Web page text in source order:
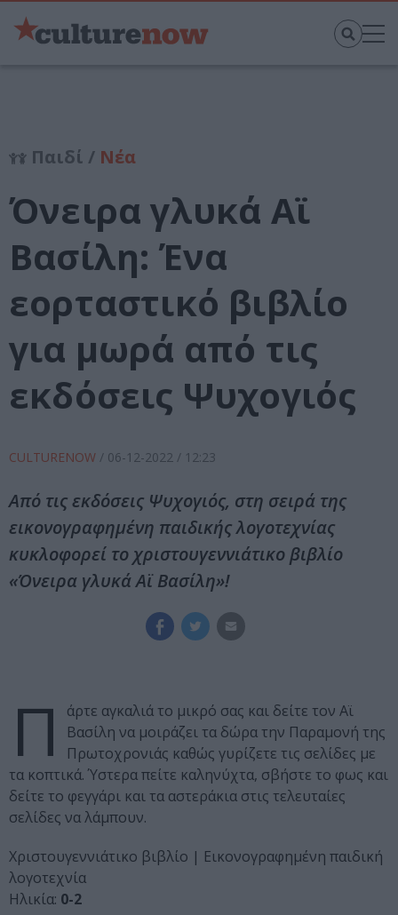
Παιδί / Νέα
Όνειρα γλυκά Αϊ
Βασίλη: Ένα
εορταστικό βιβλίο
για μωρά από τις
εκδόσεις Ψυχογιός
CULTURENOW / 06-12-2022 / 12:23
Από τις εκδόσεις Ψυχογιός, στη σειρά της
εικονογραφημένη παιδικής λογοτεχνίας
κυκλοφορεί το χριστουγεννιάτικο βιβλίο
«Όνειρα γλυκά Αϊ Βασίλη»!
Π
άρτε αγκαλιά το μικρό σας και δείτε τον Αϊ
Βασίλη να μοιράζει τα δώρα την Παραμονή της
Πρωτοχρονιάς καθώς γυρίζετε τις σελίδες με
τα κοπτικά. Ύστερα πείτε καληνύχτα, σβήστε το φως και
δείτε το φεγγάρι και τα αστεράκια στις τελευταίες
σελίδες να λάμπουν.
Χριστουγεννιάτικο βιβλίο | Εικονογραφημένη παιδική
λογοτεχνία
Ηλικία: 0-2